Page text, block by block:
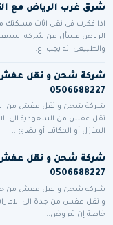
شرق غرب الرياض مع
اذا فكرت فى نقل اثاث مسكنك
الرياض فسأل عن شركة السيف
والطبيعى انه يجب ع...
شركة شحن و نقل عفش
0506688227
شركة شحن و نقل عفش من
نقل عفش من السعودية الي
المنازل أو المكاتب أو بضائ...
شركة شحن و نقل عفش
0506688227
شركة شحن و نقل عفش من جدة
و نقل عفش من جدة الي
خاصة إن تم وض...